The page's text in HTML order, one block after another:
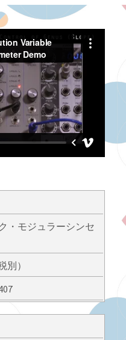
・モジュラーシンセ
別）